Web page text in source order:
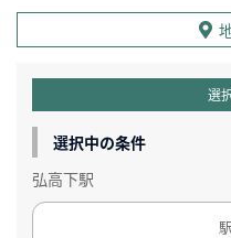
選
選択中の条件
弘高下駅